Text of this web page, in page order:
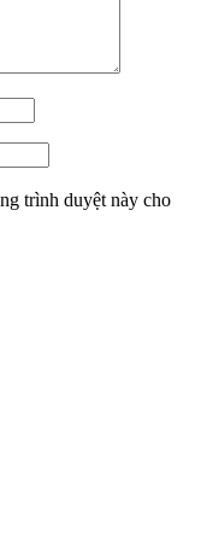
trình duyệt này cho